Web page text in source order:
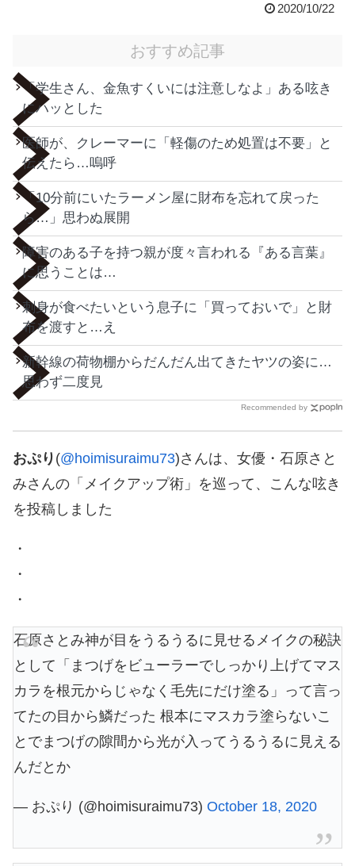
2020/10/22
おすすめ記事
「学生さん、金魚すくいには注意しなよ」ある呟き
にハッとした
医師が、クレーマーに「軽傷のため処置は不要」と
伝えたら…嗚呼
「10分前にいたラーメン屋に財布を忘れて戻った
ら…」思わぬ展開
障害のある子を持つ親が度々言われる『ある言葉』
に思うことは…
刺身が食べたいという息子に「買っておいで」と財
布を渡すと…え
新幹線の荷物棚からだんだん出てきたヤツの姿に…
思わず二度見
Recommended by
おぷり (@hoimisuraimu73)さんは、女優・石原さと
みさんの「メイクアップ術」を巡って、こんな呟き
を投稿しました
・
・
・
石原さとみ神が目をうるうるに見せるメイクの秘訣
として「まつげをビューラーでしっかり上げてマス
カラを根元からじゃなく毛先にだけ塗る」って言っ
てたの目から鱗だった 根本にマスカラ塗らないこ
とでまつげの隙間から光が入ってうるうるに見える
んだとか
— おぷり (@hoimisuraimu73) October 18, 2020